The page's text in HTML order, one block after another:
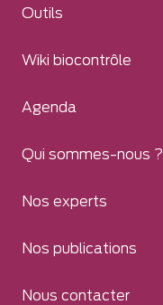
Outils
Wiki biocontrôle
Agenda
Qui sommes-nous ?
Nos experts
Nos publications
Nous contacter